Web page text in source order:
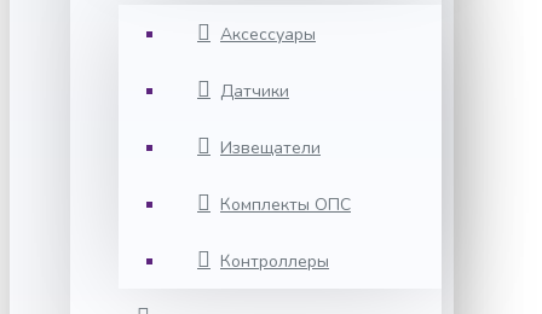
Аксессуары
Датчики
Извещатели
Комплекты ОПС
Контроллеры